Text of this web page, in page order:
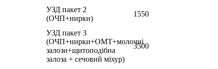
УЗД пакет 2
(ОЧП+нирки)
1550
УЗД пакет 3
(ОЧП+нирки+ОМТ+молочні
залози+щитоподібна
залоза + сечовий міхур)
3500